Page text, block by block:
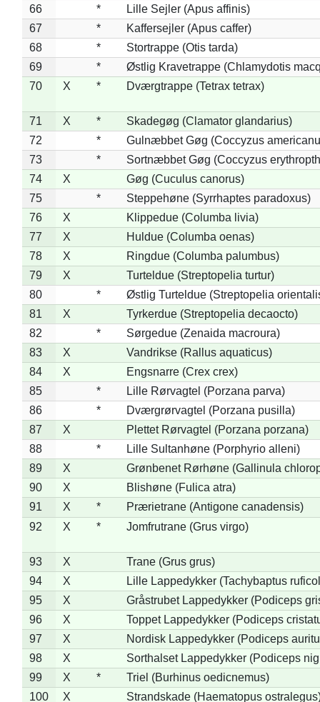
66 *
Lille Sejler (Apus affinis)
67
*
Kaffersejler (Apus caffer)
68
*
Stortrappe (Otis tarda)
69
*
Østlig Kravetrappe (Chlamydotis
70
X * Dværgtrappe (Tetrax tetrax)
71 X *
Skadegøg (Clamator glandarius)
72
*
Gulnæbbet Gøg (Coccyzus
73
*
Sortnæbbet Gøg (Coccyzus
74
X
Gøg (Cuculus canorus)
75
*
Steppehøne (Syrrhaptes paradoxus)
76
X
Klippedue (Columba livia)
77
X
Huldue (Columba oenas)
78
X
Ringdue (Columba palumbus)
79
X
Turteldue (Streptopelia turtur)
80
*
Østlig Turteldue (Streptopelia
81
X
Tyrkerdue (Streptopelia decaocto)
82
*
Sørgedue (Zenaida macroura)
83
X
Vandrikse (Rallus aquaticus)
84
X
Engsnarre (Crex crex)
85
*
Lille Rørvagtel (Porzana parva)
86
*
Dværgrørvagtel (Porzana pusilla)
87
X
Plettet Rørvagtel (Porzana porzana)
88
*
Lille Sultanhøne (Porphyrio alleni)
89
X
Grønbenet Rørhøne (Gallinula
90
X
Blishøne (Fulica atra)
91
X *
Prærietrane (Antigone canadensis)
92
X * Jomfrutrane (Grus virgo)
93 X
Trane (Grus grus)
94
X
Lille Lappedykker (Tachybaptus
95
X
Gråstrubet Lappedykker (Podiceps
96
X
Toppet Lappedykker (Podiceps
97
X
Nordisk Lappedykker (Podiceps
98
X
Sorthalset Lappedykker (Podiceps
99
X *
Triel (Burhinus oedicnemus)
100
X Strandskade (Haematopus